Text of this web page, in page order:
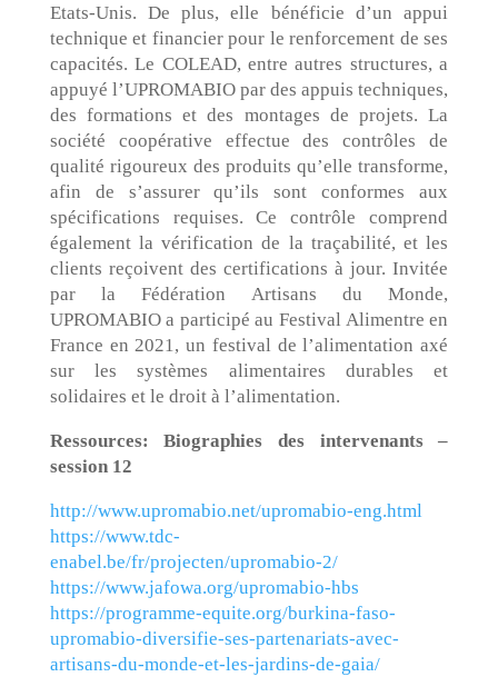
Etats-Unis. De plus, elle bénéficie d’un appui
technique et financier pour le renforcement de ses
capacités. Le COLEAD, entre autres structures, a
appuyé l’UPROMABIO par des appuis techniques,
des formations et des montages de projets. La
société coopérative effectue des contrôles de
qualité rigoureux des produits qu’elle transforme,
afin de s’assurer qu’ils sont conformes aux
spécifications requises. Ce contrôle comprend
également la vérification de la traçabilité, et les
clients reçoivent des certifications à jour. Invitée
par la Fédération Artisans du Monde,
UPROMABIO a participé au Festival Alimentre en
France en 2021, un festival de l’alimentation axé
sur les systèmes alimentaires durables et
solidaires et le droit à l’alimentation.
Ressources: Biographies des intervenants –
session 12
http://www.upromabio.net/upromabio-eng.html
https://www.tdc-
enabel.be/fr/projecten/upromabio-2/
https://www.jafowa.org/upromabio-hbs
https://programme-equite.org/burkina-faso-
upromabio-diversifie-ses-partenariats-avec-
artisans-du-monde-et-les-jardins-de-gaia/